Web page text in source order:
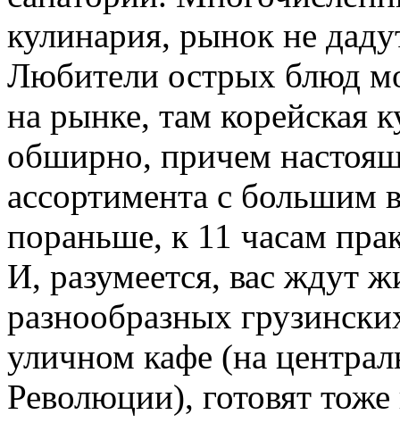
кулинария, рынок не
Любители острых блюд
на рынке, там корейская
обширно, причем
ассортимента с большим
пораньше, к 11 часам
И, разумеется, вас ждут
разнообразных
уличном кафе (на
Революции), готовят